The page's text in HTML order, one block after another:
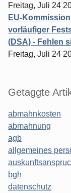
Freitag, Juli 24
EU-
vorläufiger
(DSA) - Fehlen
Freitag, Juli 24
Getaggte
abmahnkosten
abmahnung
agb
allgemeines
bgh
datenschutz